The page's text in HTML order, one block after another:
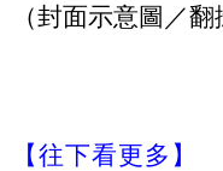
（封面示意圖／翻
【往下看更多】